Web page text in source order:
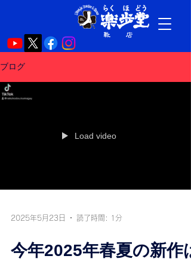
ブログ
Load video
2025年5月23日 読了時間: 1分
今年2025年春夏の新作は